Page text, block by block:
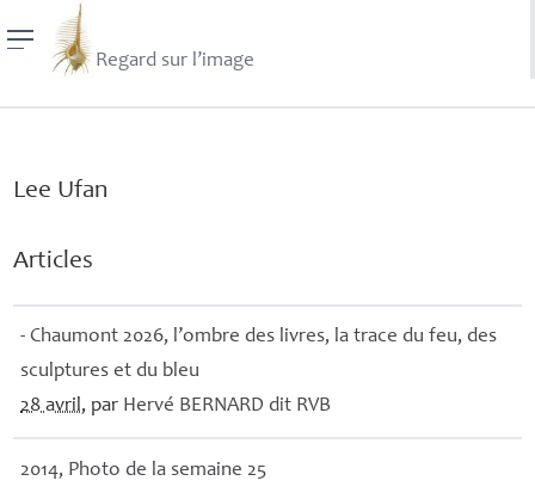
Regard sur l’image
Lee Ufan
Articles
- Chaumont 2026, l’ombre des livres, la trace du feu, des
sculptures et du bleu
28 avril, par Hervé BERNARD dit RVB
2014, Photo de la semaine 25